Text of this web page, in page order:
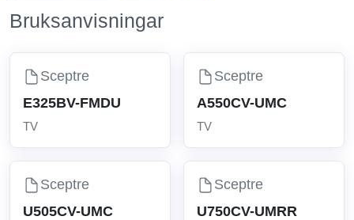
detaljerad information för just din TV.
Bruksanvisningar
Sceptre
E325BV-FMDU
TV
Sceptre
A550CV-UMC
TV
Sceptre
U505CV-UMC
Sceptre
U750CV-UMRR